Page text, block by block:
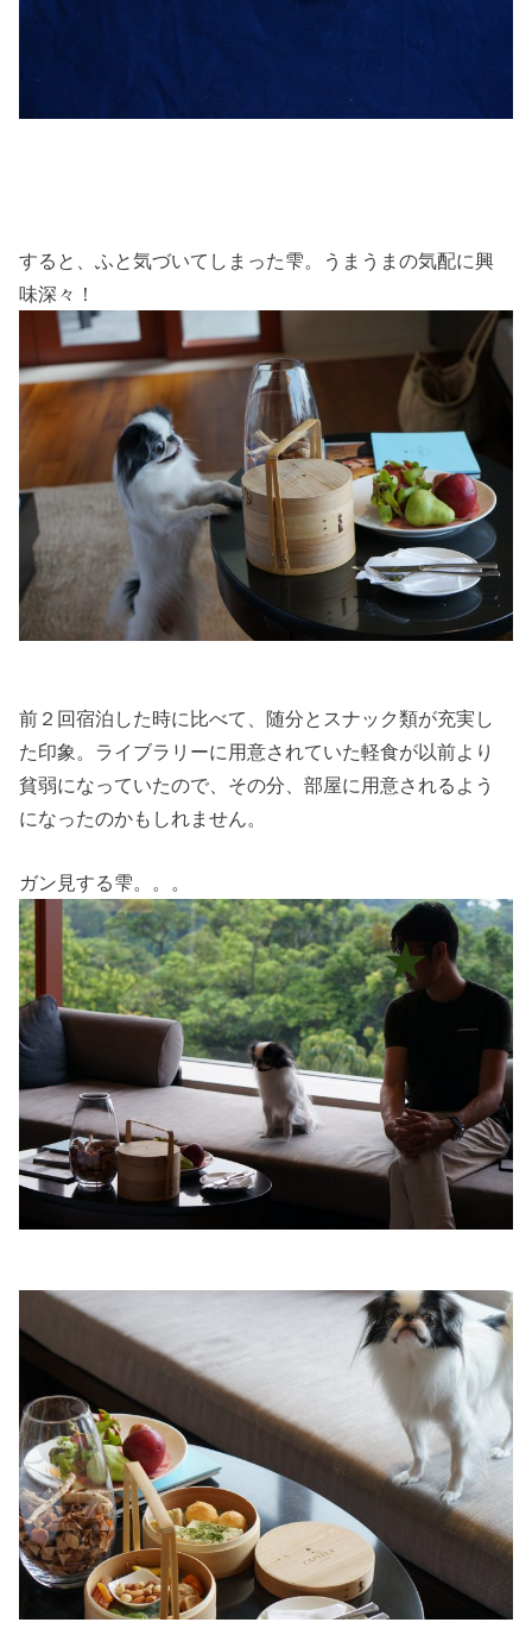
すると、ふと気づいてしまった雫。うまうまの気配に興
味深々！
前２回宿泊した時に比べて、随分とスナック類が充実し
た印象。ライブラリーに用意されていた軽食が以前より
貧弱になっていたので、その分、部屋に用意されるよう
になったのかもしれません。
ガン見する雫。。。